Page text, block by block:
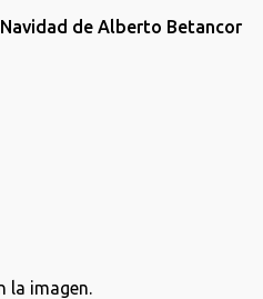
de Alberto Betancor
la imagen.